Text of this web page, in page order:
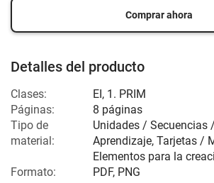
Comprar ahora
Detalles del producto
Clases: EI, 1. PRIM
Páginas:
8 páginas
Tipo de
material:
Unidades / Secuencias
Aprendizaje, Tarjetas /
Elementos para la
Formato:
PDF, PNG